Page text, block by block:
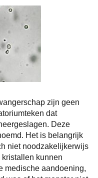
zijn geen
dat
Deze
Het is belangrijk
niet noodzakelijkerwijs
kunnen
medische aandoening,